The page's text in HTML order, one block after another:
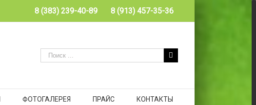
8 (383) 239-40-89 8 (913) 457-35-36
ФОТОГАЛЕРЕЯ ПРАЙС КОНТАКТЫ